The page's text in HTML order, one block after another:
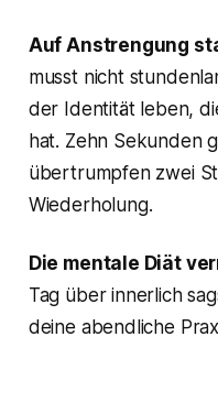
Auf Anstrengung
musst nicht
der Identität leben,
hat. Zehn Sekunden
übertrumpfen zwei
Wiederholung.
Die mentale Diät
Tag über innerlich
deine abendliche